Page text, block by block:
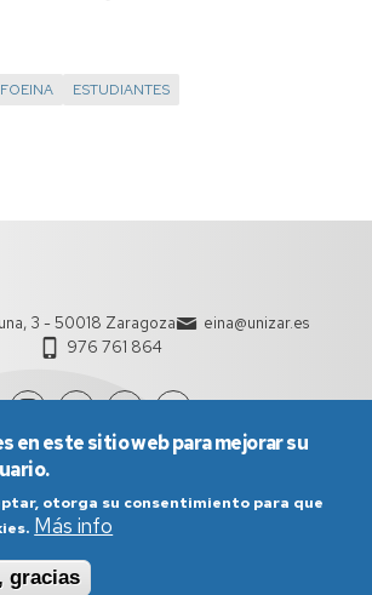
ESTUDIANTES
3 - 50018 Zaragoza
eina@unizar.es
976 761 864
Condiciones generales de uso
en este sitio web para mejorar su
otorga su consentimiento para que
Más info
gracias